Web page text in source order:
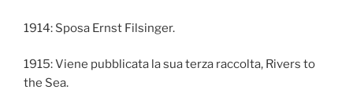
1914: Sposa Ernst Filsinger.
1915: Viene pubblicata la sua terza raccolta, Rivers to
the Sea.